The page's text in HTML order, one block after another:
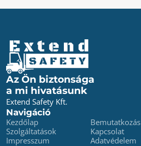
Az Ön biztonsága
a mi hivatásunk
Extend Safety Kft.
Navigáció
Kezdőlap
Bemutatkozás
Szolgáltatások
Kapcsolat
Impresszum
Adatvédelem